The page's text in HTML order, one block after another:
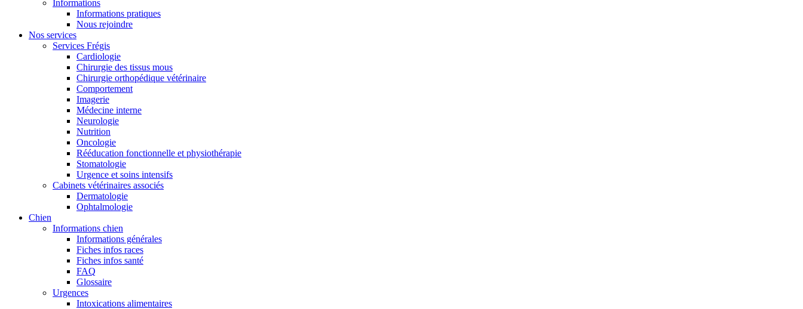
Informations
Informations pratiques
Nous rejoindre
Nos services
Services Frégis
Cardiologie
Chirurgie des tissus mous
Chirurgie orthopédique vétérinaire
Comportement
Imagerie
Médecine interne
Neurologie
Nutrition
Oncologie
Rééducation fonctionnelle et physiothérapie
Stomatologie
Urgence et soins intensifs
Cabinets vétérinaires associés
Dermatologie
Ophtalmologie
Chien
Informations chien
Informations générales
Fiches infos races
Fiches infos santé
FAQ
Glossaire
Urgences
Intoxications alimentaires